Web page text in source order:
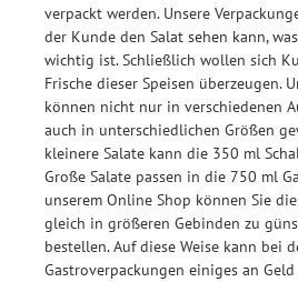
verpackt werden. Unsere
der Kunde den Salat sehen kann,
wichtig ist. Schließlich wollen sich
Frische dieser Speisen überzeugen.
können nicht nur in verschiedenen
auch in unterschiedlichen Größen
kleinere Salate kann die 350 ml
Große Salate passen in die 750 ml
unserem Online Shop können Sie
gleich in größeren Gebinden zu
bestellen. Auf diese Weise kann bei
Gastroverpackungen einiges an